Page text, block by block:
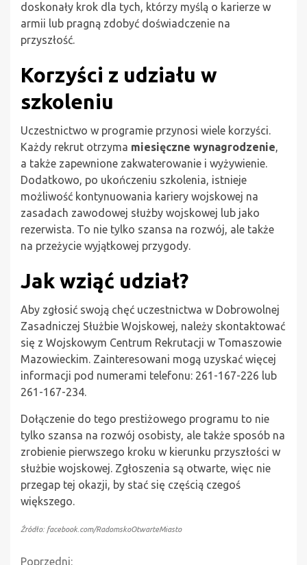
doskonały krok dla tych, którzy myślą o karierze w
armii lub pragną zdobyć doświadczenie na
przyszłość.
Korzyści z udziału w
szkoleniu
Uczestnictwo w programie przynosi wiele korzyści.
Każdy rekrut otrzyma miesięczne wynagrodzenie,
a także zapewnione zakwaterowanie i wyżywienie.
Dodatkowo, po ukończeniu szkolenia, istnieje
możliwość kontynuowania kariery wojskowej na
zasadach zawodowej służby wojskowej lub jako
rezerwista. To nie tylko szansa na rozwój, ale także
na przeżycie wyjątkowej przygody.
Jak wziąć udział?
Aby zgłosić swoją chęć uczestnictwa w Dobrowolnej
Zasadniczej Służbie Wojskowej, należy skontaktować
się z Wojskowym Centrum Rekrutacji w Tomaszowie
Mazowieckim. Zainteresowani mogą uzyskać więcej
informacji pod numerami telefonu: 261-167-226 lub
261-167-234.
Dołączenie do tego prestiżowego programu to nie
tylko szansa na rozwój osobisty, ale także sposób na
zrobienie pierwszego kroku w kierunku przyszłości w
służbie wojskowej. Zgłoszenia są otwarte, więc nie
przegap tej okazji, by stać się częścią czegoś
większego.
Źródło: facebook.com/RadomskoOtwarteMiasto
Poprzedni: